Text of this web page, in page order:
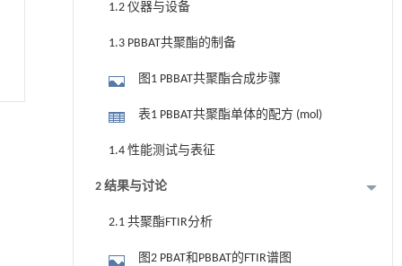
1.2 仪器与设备
1.3 PBBAT共聚酯的制备
图1 PBBAT共聚酯合成步骤
表1 PBBAT共聚酯单体的配方 (mol)
1.4 性能测试与表征
2 结果与讨论
2.1 共聚酯FTIR分析
图2 PBAT和PBBAT的FTIR谱图